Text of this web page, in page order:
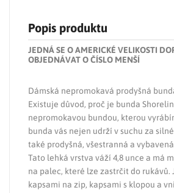
Popis produktu
JEDNÁ SE O AMERICKÉ VELIKOSTI
OBJEDNÁVAT O ČÍSLO MENŠÍ
Dámská nepromokavá prodyšná
Existuje důvod, proč je bunda
nepromokavou bundou, kterou
bunda vás nejen udrží v suchu za
také prodyšná, všestranná a
Tato lehká vrstva váží 4,8 unce a má
na palec, které lze zastrčit do rukávů.
kapsami na zip, kapsami s klopou a